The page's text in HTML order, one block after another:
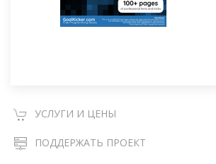
УСЛУГИ И ЦЕНЫ
ПОДДЕРЖАТЬ ПРОЕКТ